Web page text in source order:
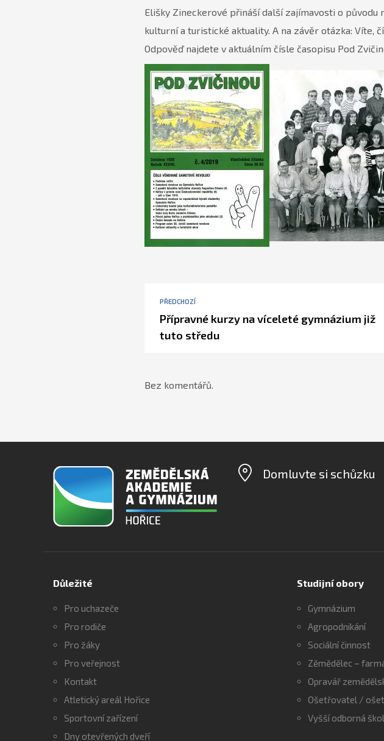
Elišky Zineckerové přináší další zajímavosti o
kulturní a turistické aktuality. A na závěr otázka: Víte,
Odpověď najdete v aktuálním čísle časopisu Pod
PŘEDCHOZÍ
Přípravné kurzy na víceleté gymnázium již
tuto středu
Bez komentářů.
Domluvte si schůzku
Důležité
Pro uchazeče
Pro rodiče
Pro žáky
Pro veřejnost
Kontakt
Atletický areál Hořice
Sportovní zařízení
Dny otevřených dveří
Studijní obory
Gymnázium
Agropodnikání
Sociální činnost
Zěmědělec –
Opravář
Ošetřovatel /
Vyšší odborná